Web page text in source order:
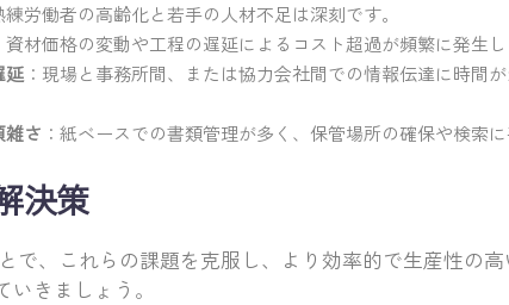
練労働者の高齢化と若手の人材不足は深刻です。
資材価格の変動や工程の遅延によるコスト超過が頻繁に発生し
延 ：現場と事務所間、または協力会社間での情報伝達に時間
雑さ ：紙ベースでの書類管理が多く、保管場所の確保や検索に
決策
で、これらの課題を克服し、より効率的で生産性の高
きましょう。